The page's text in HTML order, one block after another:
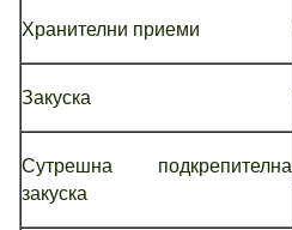
Хранителни приеми
Закуска
Сутрешна подкрепителна
закуска